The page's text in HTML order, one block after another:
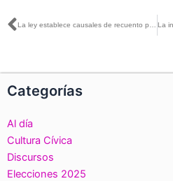
Ant
Categorías
Al día
Cultura Cívica
Discursos
Elecciones 2025